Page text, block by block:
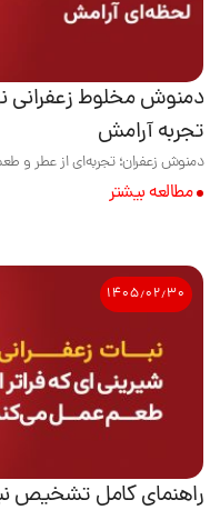
دمنوش مخلوط زعفرانی
تجربه آرامش
دمنوش زعفران؛ تجربه‌ای از عطر و
مطالعه بیشتر
۱۴۰۵٫۰۲٫۳۰
راهنمای کامل تشخیص